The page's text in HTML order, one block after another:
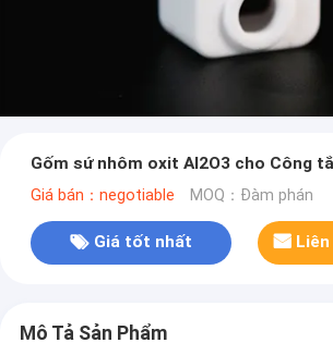
Gốm sứ nhôm oxit Al2O3 cho Công
Giá bán：negotiable MOQ：Đàm phán
Giá tốt nhất
Mô Tả Sản Phẩm